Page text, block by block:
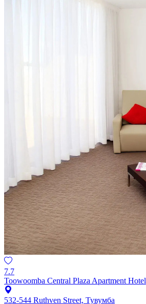
7.7
Toowoomba Central Plaza Apartment Hotel
532-544 Ruthven Street, Тувумба